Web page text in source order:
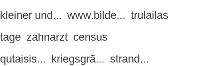
kleiner und... www.bilde... trulailas
tage zahnarzt census
qutaisis... kriegsgrã... strand...